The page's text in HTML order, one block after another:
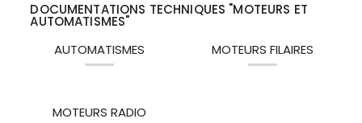
DOCUMENTATIONS TECHNIQUES "MOTEURS ET
AUTOMATISMES"
AUTOMATISMES
MOTEURS FILAIRES
MOTEURS RADIO